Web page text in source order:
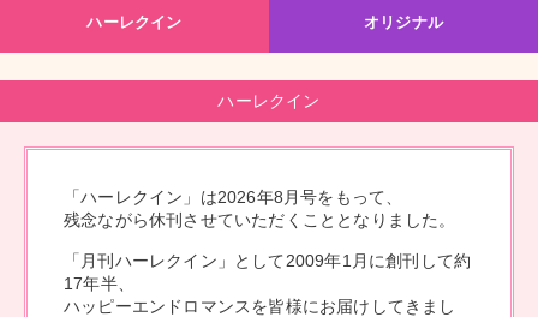
ハーレクイン オリジナル
ハーレクイン
「ハーレクイン」は2026年8月号をもって、
残念ながら休刊させていただくこととなりました。
「月刊ハーレクイン」として2009年1月に創刊して約
17年半、
ハッピーエンドロマンスを皆様にお届けしてきまし